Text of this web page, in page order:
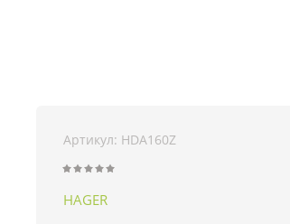
Артикул: HDA160Z
HAGER